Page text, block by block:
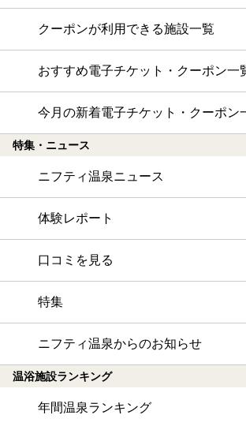
クーポンが利用できる施設一覧
おすすめ電子チケット・クーポン一
今月の新着電子チケット・クーポン
特集・ニュース
ニフティ温泉ニュース
体験レポート
口コミを見る
特集
ニフティ温泉からのお知らせ
温浴施設ランキング
年間温泉ランキング